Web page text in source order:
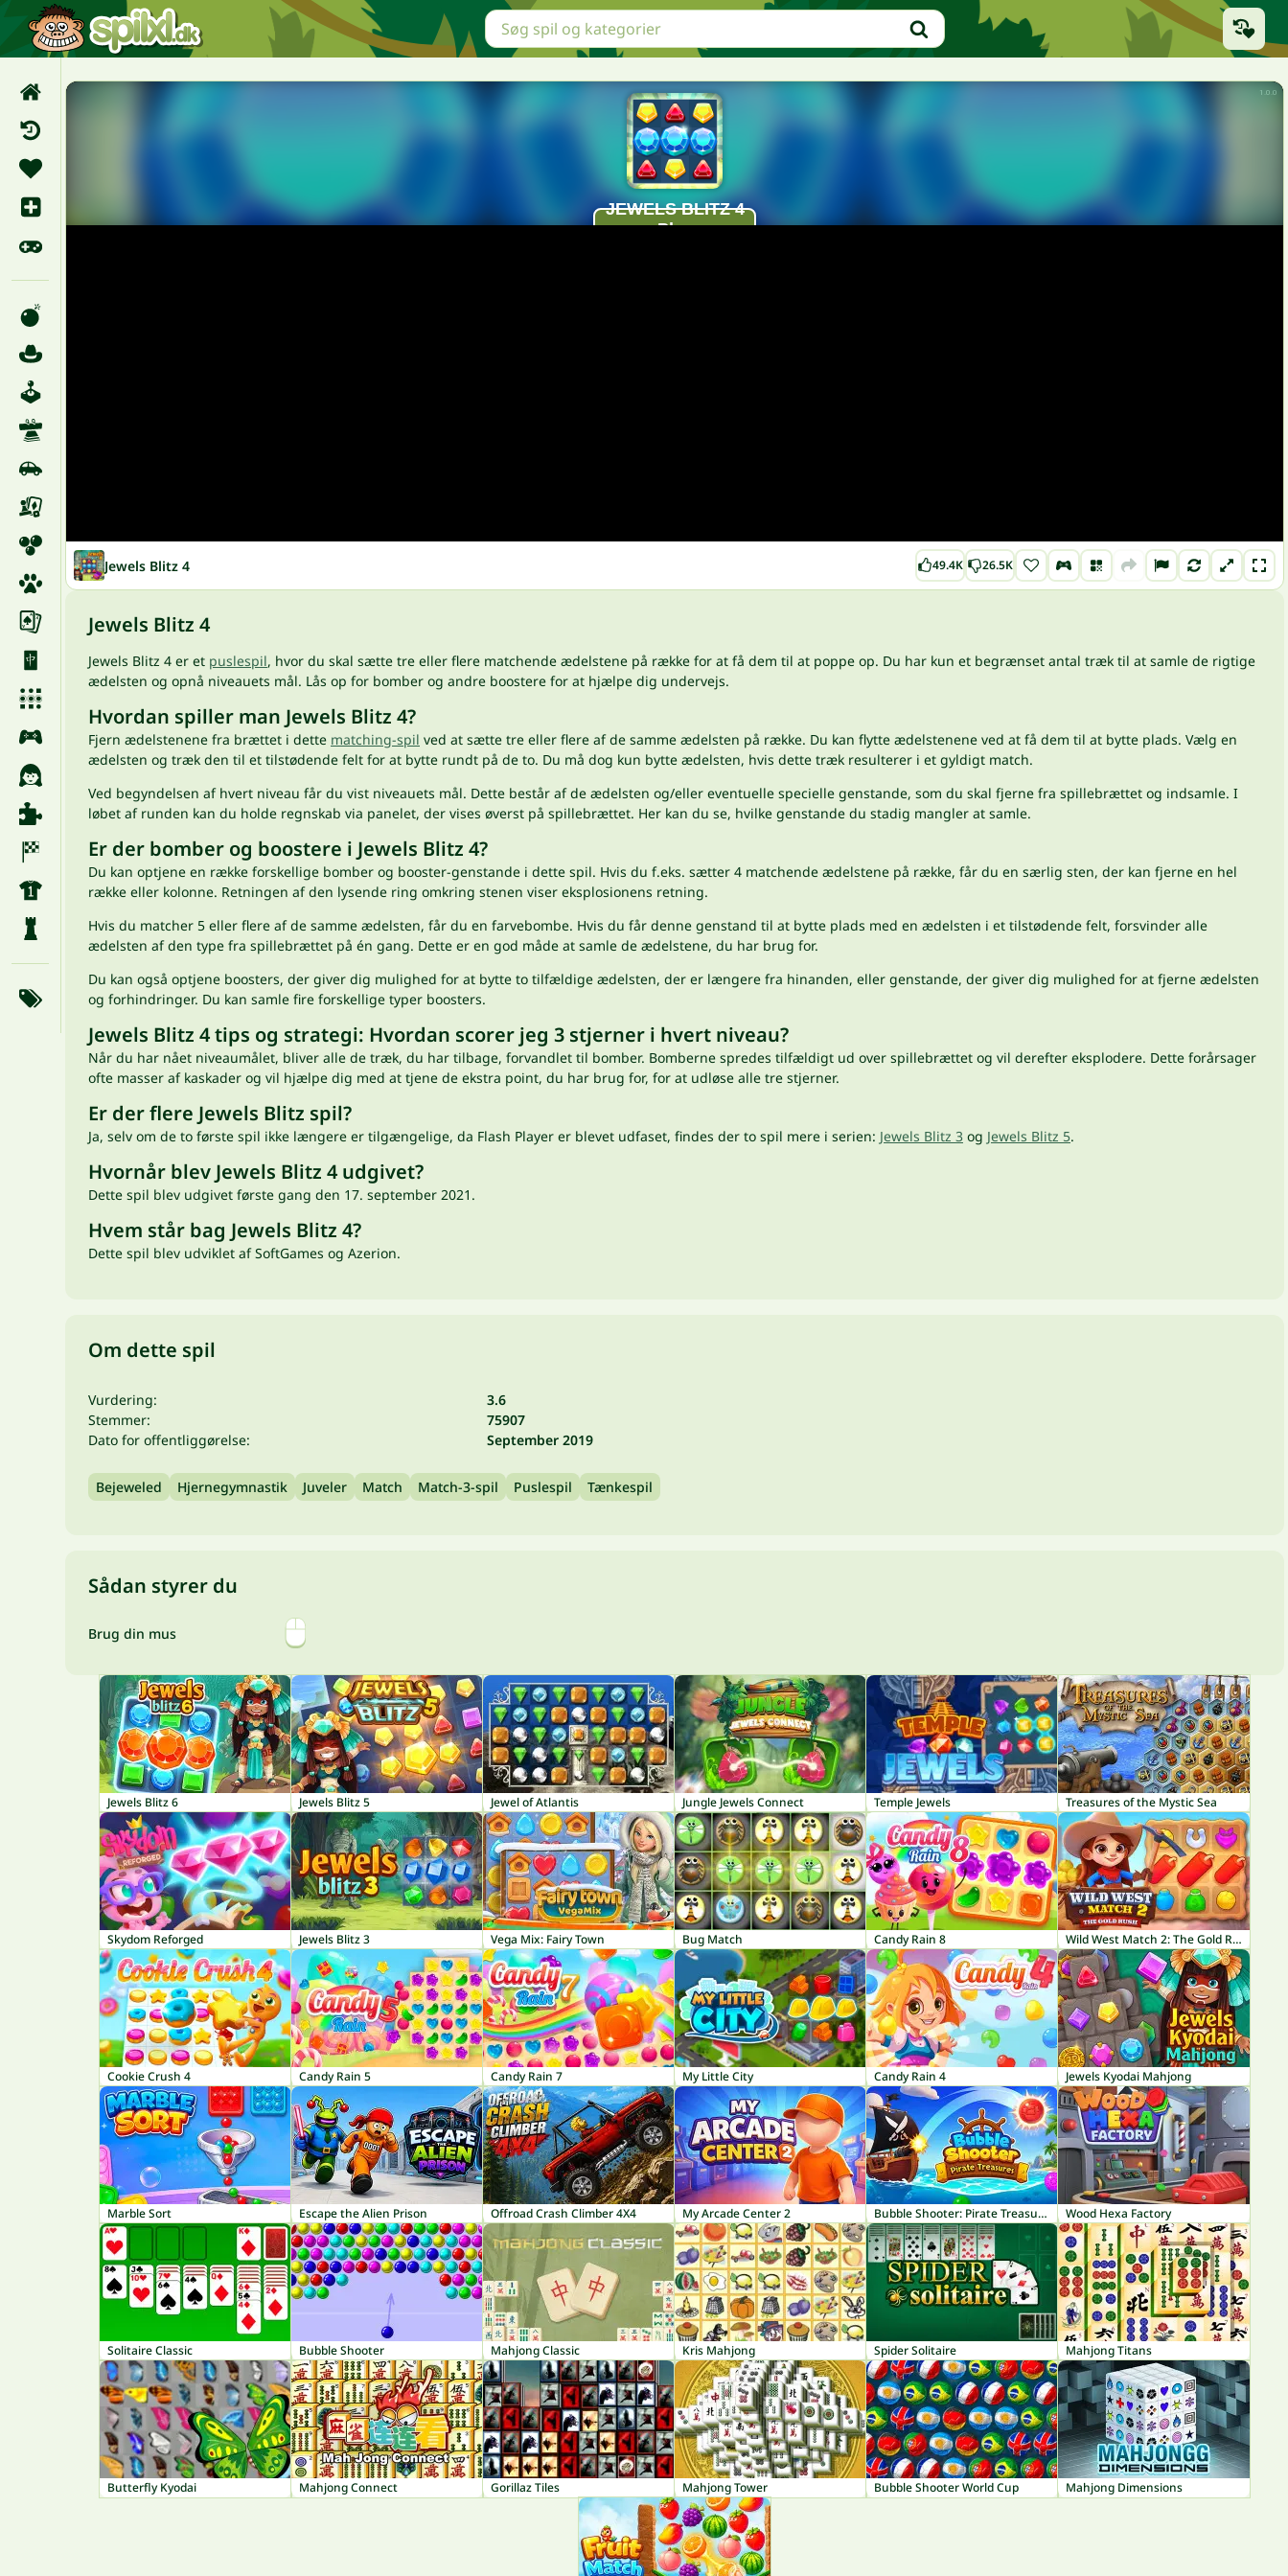
Jewels Blitz 4 49.4K 26.5K
Jewels Blitz 4
Jewels Blitz 4 er et puslespil, hvor du skal sætte tre eller flere matchende ædelstene på række for at få dem til at poppe op. Du har kun et begrænset antal træk til at samle de rigtige
ædelsten og opnå niveauets mål. Lås op for bomber og andre boostere for at hjælpe dig undervejs.
Hvordan spiller man Jewels Blitz 4?
Fjern ædelstenene fra brættet i dette matching-spil ved at sætte tre eller flere af de samme ædelsten på række. Du kan flytte ædelstenene ved at få dem til at bytte plads. Vælg en
ædelsten og træk den til et tilstødende felt for at bytte rundt på de to. Du må dog kun bytte ædelsten, hvis dette træk resulterer i et gyldigt match.
Ved begyndelsen af hvert niveau får du vist niveauets mål. Dette består af de ædelsten og/eller eventuelle specielle genstande, som du skal fjerne fra spillebrættet og indsamle. I
løbet af runden kan du holde regnskab via panelet, der vises øverst på spillebrættet. Her kan du se, hvilke genstande du stadig mangler at samle.
Er der bomber og boostere i Jewels Blitz 4?
Du kan optjene en række forskellige bomber og booster-genstande i dette spil. Hvis du f.eks. sætter 4 matchende ædelstene på række, får du en særlig sten, der kan fjerne en hel
række eller kolonne. Retningen af den lysende ring omkring stenen viser eksplosionens retning.
Hvis du matcher 5 eller flere af de samme ædelsten, får du en farvebombe. Hvis du får denne genstand til at bytte plads med en ædelsten i et tilstødende felt, forsvinder alle
ædelsten af den type fra spillebrættet på én gang. Dette er en god måde at samle de ædelstene, du har brug for.
Du kan også optjene boosters, der giver dig mulighed for at bytte to tilfældige ædelsten, der er længere fra hinanden, eller genstande, der giver dig mulighed for at fjerne ædelsten
og forhindringer. Du kan samle fire forskellige typer boosters.
Jewels Blitz 4 tips og strategi: Hvordan scorer jeg 3 stjerner i hvert niveau?
Når du har nået niveaumålet, bliver alle de træk, du har tilbage, forvandlet til bomber. Bomberne spredes tilfældigt ud over spillebrættet og vil derefter eksplodere. Dette forårsager
ofte masser af kaskader og vil hjælpe dig med at tjene de ekstra point, du har brug for, for at udløse alle tre stjerner.
Er der flere Jewels Blitz spil?
Ja, selv om de to første spil ikke længere er tilgængelige, da Flash Player er blevet udfaset, findes der to spil mere i serien: Jewels Blitz 3 og Jewels Blitz 5.
Hvornår blev Jewels Blitz 4 udgivet?
Dette spil blev udgivet første gang den 17. september 2021.
Hvem står bag Jewels Blitz 4?
Dette spil blev udviklet af SoftGames og Azerion.
Om dette spil
Vurdering:
3.6
Stemmer:
75907
Dato for offentliggørelse:
September 2019
Bejeweled Hjernegymnastik Juveler Match Match-3-spil Puslespil Tænkespil
Sådan styrer du
Brug din mus
Jewels Blitz 6 Jewels Blitz 5 Jewel of Atlantis Jungle Jewels Connect Temple Jewels Treasures of the Mystic Sea
Skydom Reforged Jewels Blitz 3 Vega Mix: Fairy Town Bug Match Candy Rain 8 Wild West Match 2: The Gold Rush
Cookie Crush 4 Candy Rain 5 Candy Rain 7 My Little City Candy Rain 4 Jewels Kyodai Mahjong
Marble Sort Escape the Alien Prison Offroad Crash Climber 4X4 My Arcade Center 2 Bubble Shooter: Pirate Treasures Wood Hexa Factory
Solitaire Classic Bubble Shooter Mahjong Classic Kris Mahjong Spider Solitaire Mahjong Titans
Butterfly Kyodai Mahjong Connect Gorillaz Tiles Mahjong Tower Bubble Shooter World Cup Mahjong Dimensions